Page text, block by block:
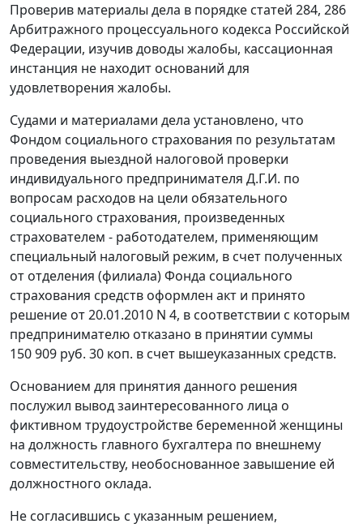
Проверив материалы дела в порядке статей 284, 286
Арбитражного процессуального кодекса Российской
Федерации, изучив доводы жалобы, кассационная
инстанция не находит оснований для
удовлетворения жалобы.
Судами и материалами дела установлено, что
Фондом социального страхования по результатам
проведения выездной налоговой проверки
индивидуального предпринимателя Д.Г.И. по
вопросам расходов на цели обязательного
социального страхования, произведенных
страхователем - работодателем, применяющим
специальный налоговый режим, в счет полученных
от отделения (филиала) Фонда социального
страхования средств оформлен акт и принято
решение от 20.01.2010 N 4, в соответствии с которым
предпринимателю отказано в принятии суммы
150 909 руб. 30 коп. в счет вышеуказанных средств.
Основанием для принятия данного решения
послужил вывод заинтересованного лица о
фиктивном трудоустройстве беременной женщины
на должность главного бухгалтера по внешнему
совместительству, необоснованное завышение ей
должностного оклада.
Не согласившись с указанным решением,